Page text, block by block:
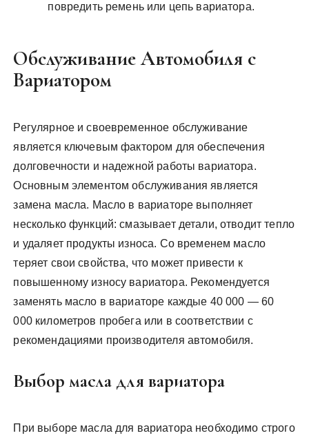
повредить ремень или цепь вариатора.
Обслуживание Автомобиля с
Вариатором
Регулярное и своевременное обслуживание
является ключевым фактором для обеспечения
долговечности и надежной работы вариатора.
Основным элементом обслуживания является
замена масла. Масло в вариаторе выполняет
несколько функций: смазывает детали, отводит тепло
и удаляет продукты износа. Со временем масло
теряет свои свойства, что может привести к
повышенному износу вариатора. Рекомендуется
заменять масло в вариаторе каждые 40 000 — 60
000 километров пробега или в соответствии с
рекомендациями производителя автомобиля.
Выбор масла для вариатора
При выборе масла для вариатора необходимо строго